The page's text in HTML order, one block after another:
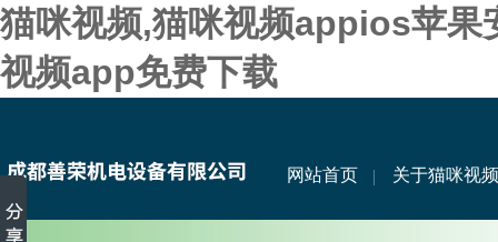
猫咪视频,猫咪视频appios苹果
视频app免费下载
网站首页 关于猫咪视频